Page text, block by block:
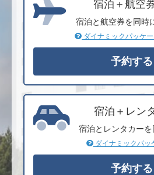
宿泊＋航空
宿泊と航空券を同時
ダイナミックパッケ
宿泊＋レン
宿泊とレンタカー
ダイナミックパッ